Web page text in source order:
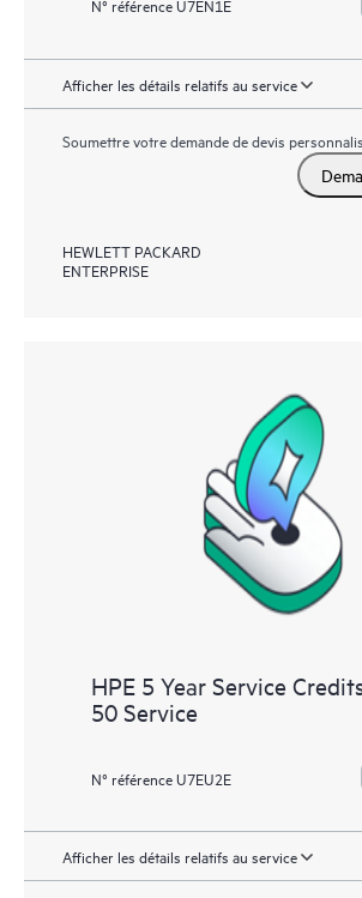
N° référence U7EN1E
Afficher les détails relatifs au service
Soumettre votre demande de devis
HEWLETT PACKARD
ENTERPRISE
HPE 5 Year Service
50 Service
N° référence U7EU2E
Afficher les détails relatifs au service